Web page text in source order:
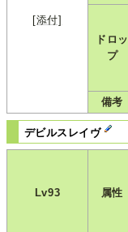
[添付]
ドロッ
プ
備考
デビルスレイヴ
Lv93 属性